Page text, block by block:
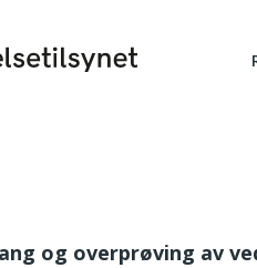
og overprøving av